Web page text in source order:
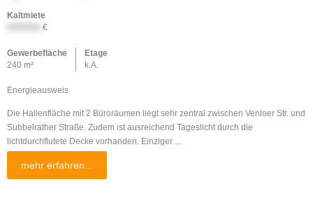
Kaltmiete
€
Gewerbefläche
240 m²
Etage
k.A.
Energieausweis
Die Hallenfläche mit 2 Büroräumen liegt sehr zentral zwischen Venloer Str. und
Subbelrather Straße. Zudem ist ausreichend Tageslicht durch die
lichtdurchflutete Decke vorhanden. Einziger ...
mehr erfahren...